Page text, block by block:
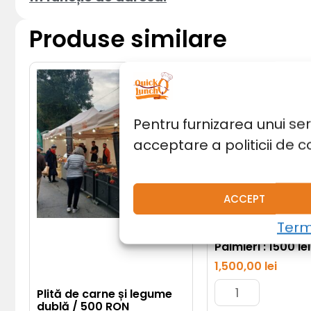
Pentru furnizarea unui
acceptare a politicii de
ACCEPT
Produse similare
Plită de carne și legume
dublă / 500 RON
Tobogan
Palmieri : 1500
1,500,00 lei
:
1500
lei
/zi